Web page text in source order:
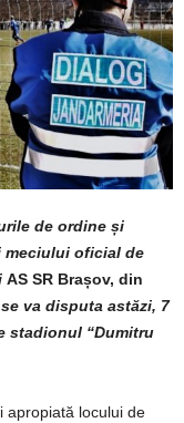
de ordine și
meciului oficial de
AS SR Brașov, din
va disputa astăzi, 7
stadionul “Dumitru
apropiată locului de